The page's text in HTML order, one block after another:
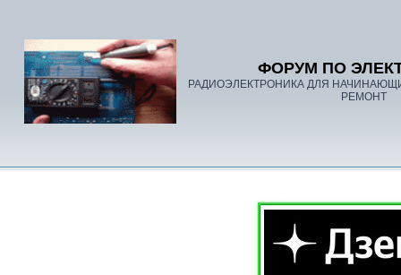
ФОРУМ ПО
РАДИОЭЛЕКТРОНИКА ДЛЯ
РЕМОНТ